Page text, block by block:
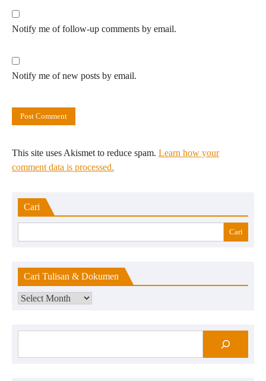
Notify me of follow-up comments by email.
Notify me of new posts by email.
This site uses Akismet to reduce spam. Learn how your
comment data is processed.
Cari
Cari
Cari Tulisan & Dokumen